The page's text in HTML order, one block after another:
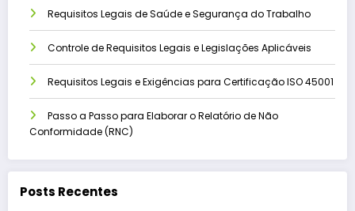
Requisitos Legais de Saúde e Segurança do Trabalho
Controle de Requisitos Legais e Legislações Aplicáveis
Requisitos Legais e Exigências para Certificação ISO 45001
Passo a Passo para Elaborar o Relatório de Não
Conformidade (RNC)
Posts Recentes